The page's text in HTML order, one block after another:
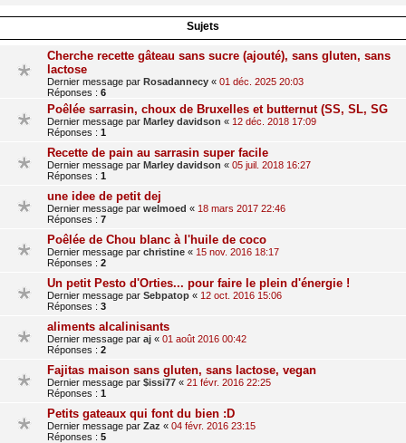
Sujets
Cherche recette gâteau sans sucre (ajouté), sans gluten, sans
lactose
Dernier message par Rosadannecy « 01 déc. 2025 20:03
Réponses : 6
Poêlée sarrasin, choux de Bruxelles et butternut (SS, SL, SG
Dernier message par Marley davidson « 12 déc. 2018 17:09
Réponses : 1
Recette de pain au sarrasin super facile
Dernier message par Marley davidson « 05 juil. 2018 16:27
Réponses : 1
une idee de petit dej
Dernier message par welmoed « 18 mars 2017 22:46
Réponses : 7
Poêlée de Chou blanc à l'huile de coco
Dernier message par christine « 15 nov. 2016 18:17
Réponses : 2
Un petit Pesto d'Orties... pour faire le plein d'énergie !
Dernier message par Sebpatop « 12 oct. 2016 15:06
Réponses : 3
aliments alcalinisants
Dernier message par aj « 01 août 2016 00:42
Réponses : 2
Fajitas maison sans gluten, sans lactose, vegan
Dernier message par $issi77 « 21 févr. 2016 22:25
Réponses : 1
Petits gateaux qui font du bien :D
Dernier message par Zaz « 04 févr. 2016 23:15
Réponses : 5